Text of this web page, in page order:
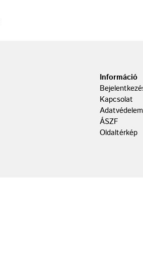
Információ
Kapcsolat
Adatvédelem
ÁSZF
Oldaltérkép